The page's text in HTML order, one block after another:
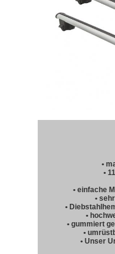
•
•
• einfache
•
•
•
• gummiert
•
• Unser